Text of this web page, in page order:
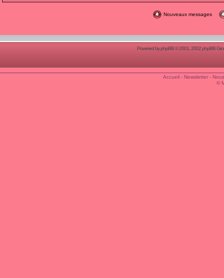
Nouveaux messages
Powered byphpBB© 2001, 2002 phpBB
Accueil- Newsletter-
©